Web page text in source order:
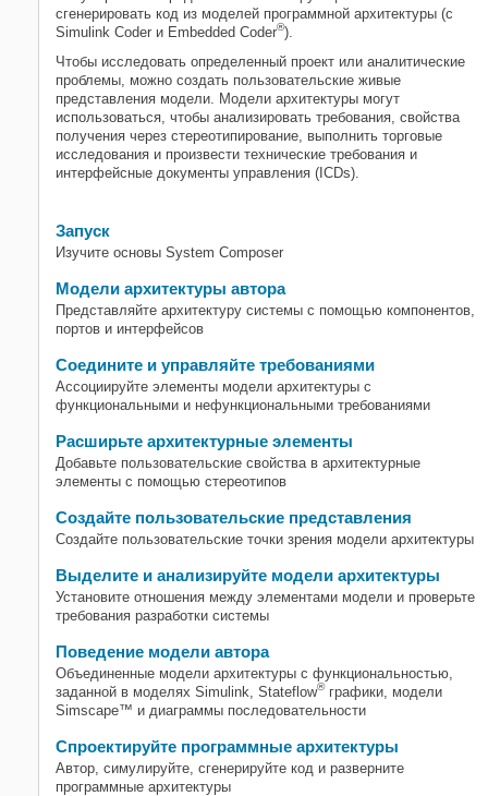
сгенерировать код из моделей программной архитектуры (с
Simulink Coder и Embedded Coder®).
Чтобы исследовать определенный проект или аналитические
проблемы, можно создать пользовательские живые
представления модели. Модели архитектуры могут
использоваться, чтобы анализировать требования, свойства
получения через стереотипирование, выполнить торговые
исследования и произвести технические требования и
интерфейсные документы управления (ICDs).
Запуск
Изучите основы System Composer
Модели архитектуры автора
Представляйте архитектуру системы с помощью компонентов,
портов и интерфейсов
Соедините и управляйте требованиями
Ассоциируйте элементы модели архитектуры с
функциональными и нефункциональными требованиями
Расширьте архитектурные элементы
Добавьте пользовательские свойства в архитектурные
элементы с помощью стереотипов
Создайте пользовательские представления
Создайте пользовательские точки зрения модели архитектуры
Выделите и анализируйте модели архитектуры
Установите отношения между элементами модели и проверьте
требования разработки системы
Поведение модели автора
Объединенные модели архитектуры с функциональностью,
заданной в моделях Simulink, Stateflow®графики, модели
Simscape™ и диаграммы последовательности
Спроектируйте программные архитектуры
Автор, симулируйте, сгенерируйте код и разверните
программные архитектуры